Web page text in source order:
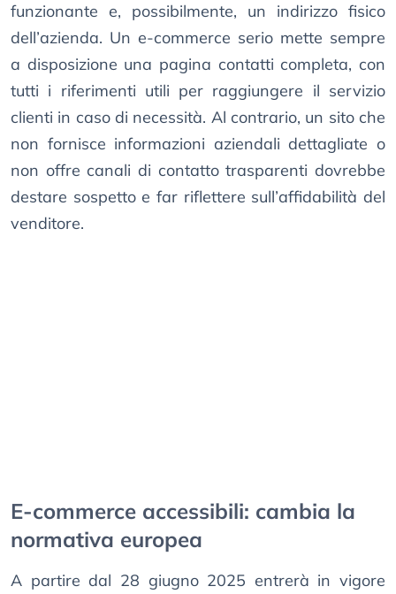
funzionante e, possibilmente, un indirizzo fisico
dell’azienda. Un e-commerce serio mette sempre
a disposizione una pagina contatti completa, con
tutti i riferimenti utili per raggiungere il servizio
clienti in caso di necessità. Al contrario, un sito che
non fornisce informazioni aziendali dettagliate o
non offre canali di contatto trasparenti dovrebbe
destare sospetto e far riflettere sull’affidabilità del
venditore.
E-commerce accessibili: cambia la
normativa europea
A partire dal 28 giugno 2025 entrerà in vigore